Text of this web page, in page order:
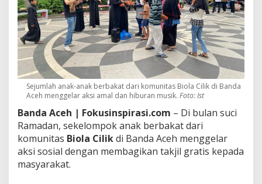
k
s
i
A
m
l
d
a
n
H
i
u
r
Sejumlah anak-anak berbakat dari komunitas Biola Cilik di Banda
Aceh menggelar aksi amal dan hiburan musik. Foto: Ist
Banda Aceh | Fokusinspirasi.com – Di bulan suci
Ramadan, sekelompok anak berbakat dari
komunitas Biola Cilikdi Banda Aceh menggelar
aksi sosial dengan membagikan takjil gratis kepada
masyarakat.